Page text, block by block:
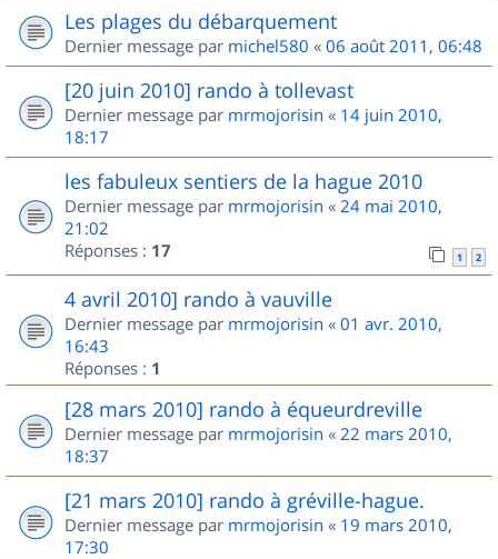
Les plages du débarquement
Dernier message par michel580 « 06 août 2011, 06:48
[20 juin 2010] rando à tollevast
Dernier message par mrmojorisin « 14 juin 2010,
18:17
les fabuleux sentiers de la hague 2010
Dernier message par mrmojorisin « 24 mai 2010,
21:02
Réponses : 17 1 2
4 avril 2010] rando à vauville
Dernier message par mrmojorisin « 01 avr. 2010,
16:43
Réponses : 1
[28 mars 2010] rando à équeurdreville
Dernier message par mrmojorisin « 22 mars 2010,
18:37
[21 mars 2010] rando à gréville-hague.
Dernier message par mrmojorisin « 19 mars 2010,
17:30